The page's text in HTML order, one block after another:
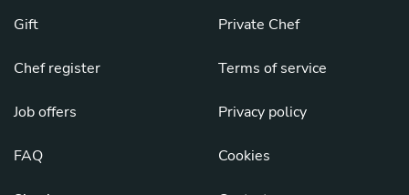
Gift
Chef register
Job offers
FAQ
Private Chef
Terms of service
Privacy policy
Cookies